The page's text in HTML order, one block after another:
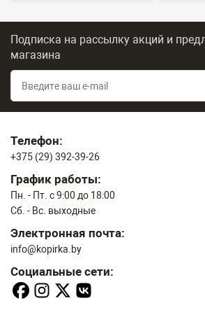
Подписка на рассылку акций и
магазина
Телефон:
+375 (29) 392-39-26
График работы:
Пн. - Пт. с 9:00 до 18:00
Сб. - Вс. выходные
Электронная почта:
info@kopirka.by
Социальные сети: